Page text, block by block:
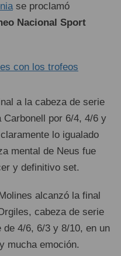
se proclamó
Nacional Sport
a la cabeza de serie
Carbonell por 6/4, 4/6 y
lo igualado
mental de Neus fue
y definitivo set.
alcanzó la final
cabeza de serie
4/6, 6/3 y 8/10, en un
mucha emoción.